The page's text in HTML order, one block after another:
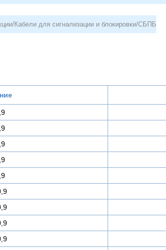
/Кабели для сигнализации и блокировки/СБПБ